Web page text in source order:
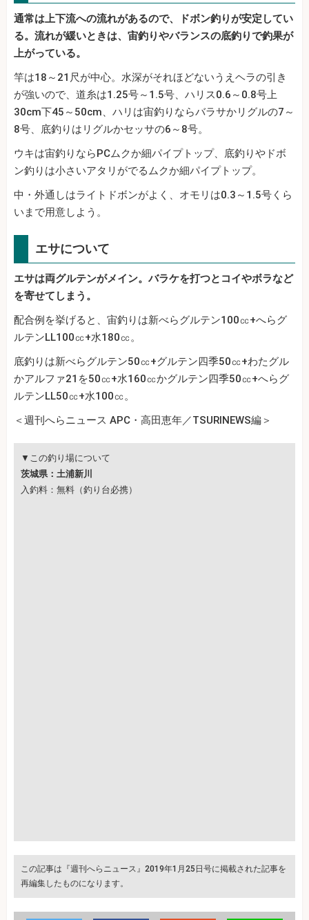
通常は上下流への流れがあるので、ドボン釣りが安定してい
る。流れが緩いときは、宙釣りやバランスの底釣りで釣果が
上がっている。
竿は18～21尺が中心。水深がそれほどないうえヘラの引き
が強いので、道糸は1.25号～1.5号、ハリス0.6～0.8号上
30cm下45～50cm、ハリは宙釣りならバラサかリグルの7～
8号、底釣りはリグルかセッサの6～8号。
ウキは宙釣りならPCムクか細パイプトップ、底釣りやドボ
ン釣りは小さいアタリがでるムクか細パイプトップ。
中・外通しはライトドボンがよく、オモリは0.3～1.5号くら
いまで用意しよう。
エサについて
エサは両グルテンがメイン。バラケを打つとコイやボラなど
を寄せてしまう。
配合例を挙げると、宙釣りは新べらグルテン100㏄+へらグ
ルテンLL100㏄+水180㏄。
底釣りは新べらグルテン50㏄+グルテン四季50㏄+わたグル
かアルファ21を50㏄+水160㏄かグルテン四季50㏄+へらグ
ルテンLL50㏄+水100㏄。
＜週刊へらニュース APC・高田恵年／TSURINEWS編＞
▼この釣り場について
茨城県：土浦新川
入釣料：無料（釣り台必携）
この記事は『週刊へらニュース』2019年1月25日号に掲載された記事を
再編集したものになります。